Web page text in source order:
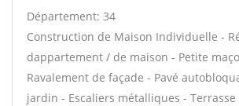
Département: 34
Construction de Maison Individuelle -
dappartement / de maison - Petite
Ravalement de façade - Pavé
jardin - Escaliers métalliques -